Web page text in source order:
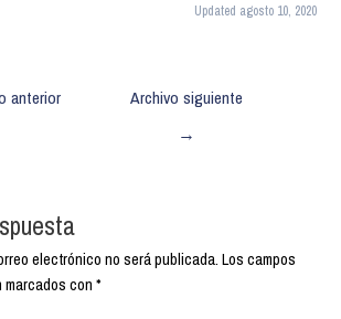
Updated agosto 10, 2020
anterior
Archivo siguiente
→
electrónico no será publicada. Los campos
marcados con*